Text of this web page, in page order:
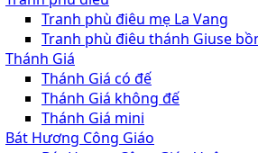
Tranh phù điêu mẹ La Vang
Tranh phù điêu thánh Giuse
Thánh Giá
Thánh Giá có đế
Thánh Giá không đế
Thánh Giá mini
Bát Hương Công Giáo